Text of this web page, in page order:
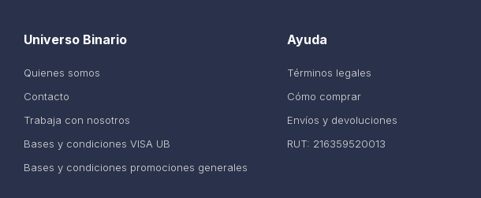
Ayuda
Términos legales
Cómo comprar
Envíos y devoluciones
RUT: 216359520013
Universo Binario
Quienes somos
Contacto
Trabaja con nosotros
Bases y condiciones VISA UB
Bases y condiciones promociones generales